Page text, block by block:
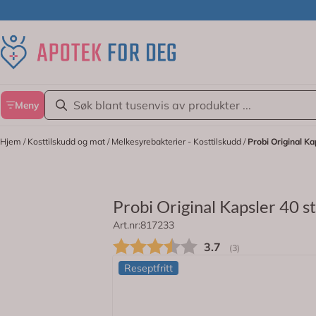
Meny
Hjem / Kosttilskudd og mat / Melkesyrebakterier - Kosttilskudd / Probi Original
Probi Original Kapsler 40
Art.nr:817233
3.7 (stemmer:
3)
På lager
Reseptfritt
Meget godt dokumenterte
9 av 10 føler positiv effekt på IBS-